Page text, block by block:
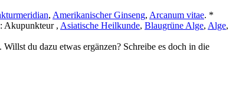
, Amerikanischer Ginseng, Arcanum vitae. *
: Akupunkteur , Asiatische Heilkunde, Blaugrüne Alge, Alge,
. Willst du dazu etwas ergänzen? Schreibe es doch in die